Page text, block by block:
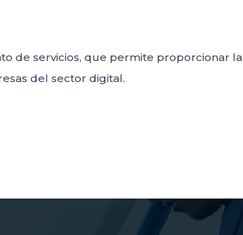
de servicios, que permite proporcionar la
del sector digital.